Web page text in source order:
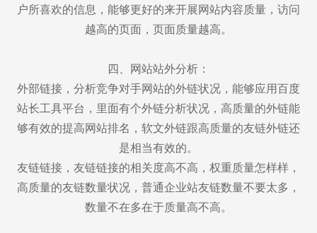
户所喜欢的信息，能够更好的来开展网站内容质量，访问
越高的页面，页面质量越高。
四、网站站外分析：
外部链接，分析竞争对手网站的外链状况，能够应用百度
站长工具平台，里面有个外链分析状况，高质量的外链能
够有效的提高网站排名，软文外链跟高质量的友链外链还
是相当有效的。
友链链接，友链链接的相关度高不高，权重质量怎样样，
高质量的友链数量状况，普通企业站友链数量不要太多，
数量不在多在于质量高不高。